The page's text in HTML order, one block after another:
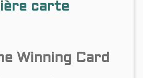
carte
Winning Card